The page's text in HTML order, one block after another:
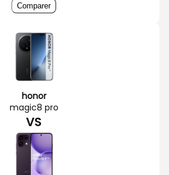
Comparer
honor
magic8 pro
VS